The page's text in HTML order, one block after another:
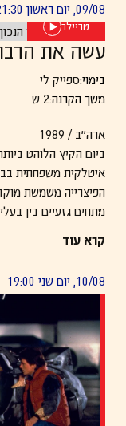
09/08, יום ראשון 21:30
טריילר
עשה את
בימוי:ספייק לי
משך הקרנה:2 ש
ארה״ב / 1989
ביום הקיץ הלוהט
איטלקית משפחתית
הפיצרייה משמשת
מתחים גזעיים בין
של מפורסמים
הוויכוח מתלהט,
הרסנית וסיום טראגי.
בסרטו הידוע
והזעם של קהילה
אנרגיה. כאן גם
יצירתו בהמשך.
קרא עוד
10/08, יום שני 19:00